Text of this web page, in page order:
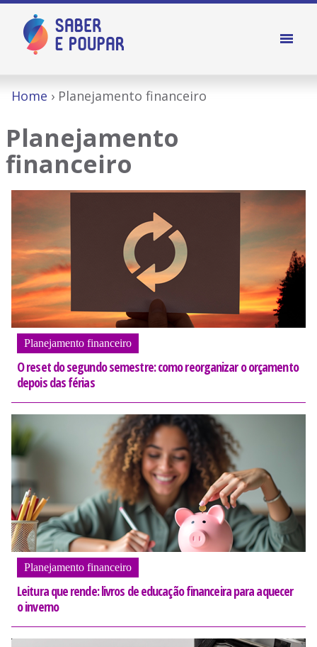
Home Planejamento financeiro
Planejamento
financeiro
Planejamento financeiro
O reset do segundo semestre: como reorganizar o orçamento
depois das férias
Planejamento financeiro
Leitura que rende: livros de educação financeira para aquecer
o inverno